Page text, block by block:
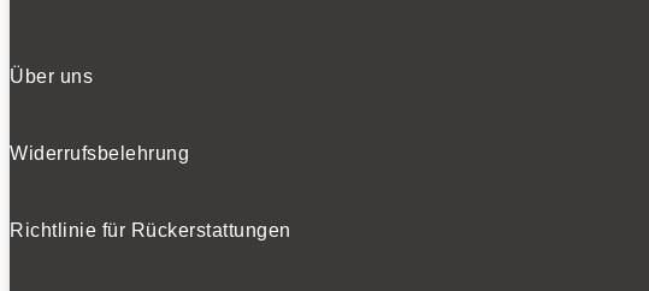
Über uns
Widerrufsbelehrung
Richtlinie für Rückerstattungen